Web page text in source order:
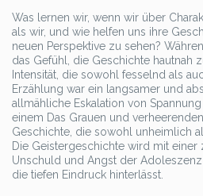
Was lernen wir, wenn wir über
als wir, und wie helfen uns ihre
neuen Perspektive zu sehen?
das Gefühl, die Geschichte hautnah
Intensität, die sowohl fesselnd als
Erzählung war ein langsamer und
allmähliche Eskalation von
einem Das Grauen und
Geschichte, die sowohl unheimlich
Die Geistergeschichte wird mit einer
Unschuld und Angst der Adoleszenz
die tiefen Eindruck hinterlässt.